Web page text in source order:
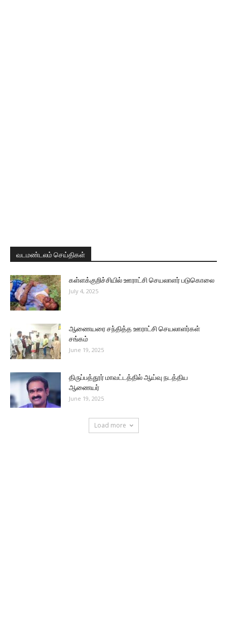
வடமண்டலம் செய்திகள்
கள்ளக்குறிச்சியில் ஊராட்சி செயலாளர் படுகொலை
July 4, 2025
ஆணையரை சந்தித்த ஊராட்சி செயலாளர்கள்
சங்கம்
June 19, 2025
திருப்பத்தூர் மாவட்டத்தில் ஆய்வு நடத்திய
ஆணையர்
June 19, 2025
Load more